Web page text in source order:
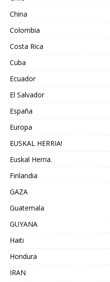
China
Colombia
Costa Rica
Cuba
Ecuador
El Salvador
España
Europa
EUSKAL HERRIA!
Euskal Herria.
Finlandia
GAZA
Guatemala
GUYANA
Haiti
Hondura
IRAN